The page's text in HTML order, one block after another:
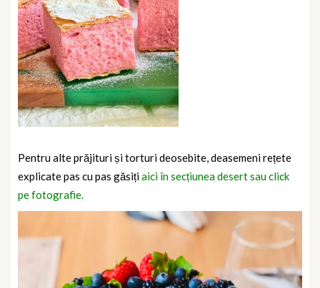
Pentru alte prăjituri și torturi deosebite, deasemeni rețete
explicate pas cu pas găsițiaici în secțiunea desert sau click
pe fotografie.